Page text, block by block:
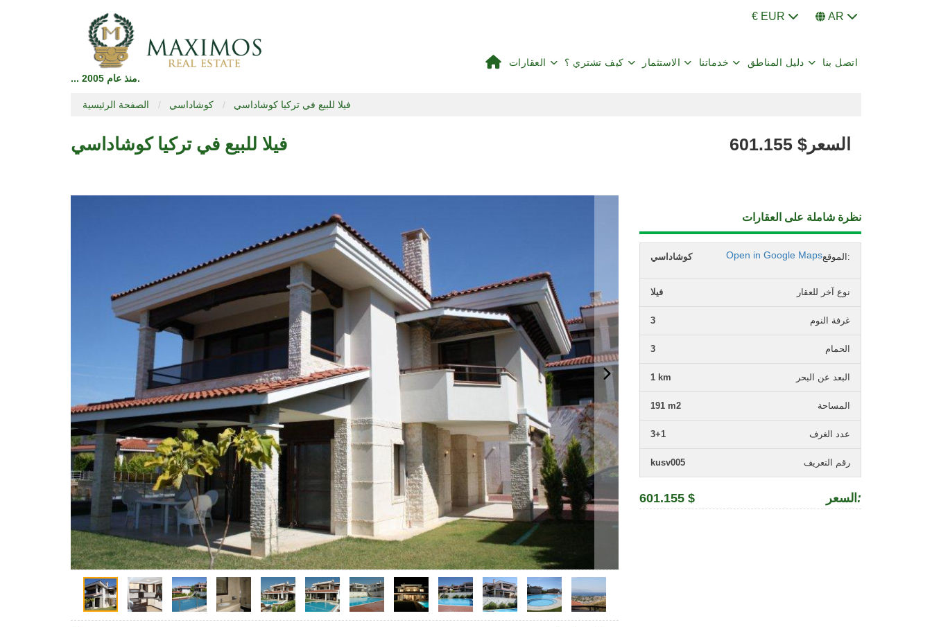
€ EUR AR
... منذ عام 2005.
العقارات كيف تشتري ؟ الاستثمار خدماتنا دليل المناطق اتصل بنا
الصفحة الرئيسية كوشاداسي فيلا للبيع في تركيا كوشاداسي
فيلا للبيع في تركيا كوشاداسي السعر 601.155 $
نظرة شاملة على العقارات
الموقع: كوشاداسي Open in Google Maps
نوع آخر للعقار فيلا
غرفة النوم 3
الحمام 3
البعد عن البحر 1 km
المساحة 191 m2
عدد الغرف 3+1
رقم التعريف kusv005
السعر :
601.155 $